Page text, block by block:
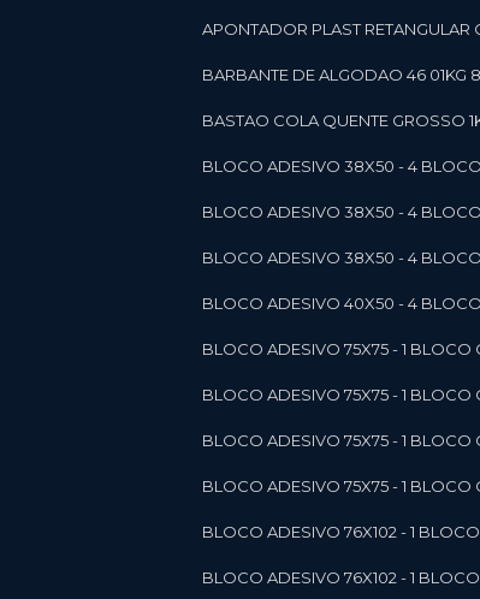
APONTADOR PLAST
BARBANTE DE ALGODAO 46 01KG
BASTAO COLA QUENTE GROSSO
BLOCO ADESIVO 38X50 - 4
BLOCO ADESIVO 38X50 - 4
BLOCO ADESIVO 38X50 - 4
BLOCO ADESIVO 40X50 - 4
BLOCO ADESIVO 75X75 - 1
BLOCO ADESIVO 75X75 - 1 BLOCO
BLOCO ADESIVO 75X75 - 1
BLOCO ADESIVO 75X75 - 1
BLOCO ADESIVO 76X102 - 1
BLOCO ADESIVO 76X102 - 1